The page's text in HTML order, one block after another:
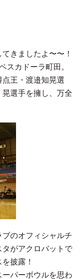
きましたよ〜〜！
スカドーラ町田。
王・渡邉知晃選
選手を擁し、万全
のオフィシャルチ
がアクロバットで
披露！
パーボウルを思わ